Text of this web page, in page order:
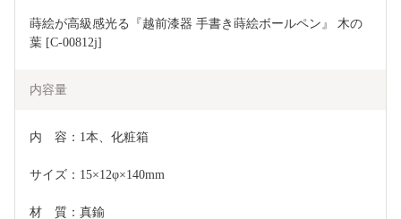
蒔絵が高級感光る『越前漆器 手書き蒔絵ボールペン』 木の
葉 [C-00812j]
内容量
内　容：1本、化粧箱
サイズ：15×12φ×140mm
材　質：真鍮